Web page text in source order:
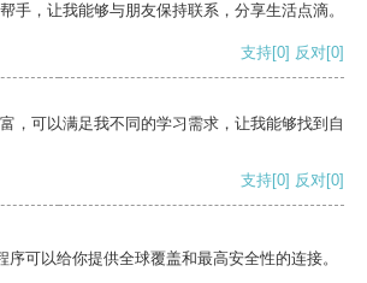
手，让我能够与朋友保持联系，分享生活点滴。
支持[0] 反对[0]
，可以满足我不同的学习需求，让我能够找到自
支持[0] 反对[0]
可以给你提供全球覆盖和最高安全性的连接。